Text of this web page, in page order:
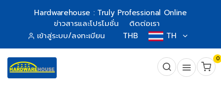
Hardwarehouse : Truly Professional Online
ข่าวสารและโปรโมชั่น
ติดต่อเรา
เข้าสู่ระบบ/ลงทะเบียน
THB TH
0